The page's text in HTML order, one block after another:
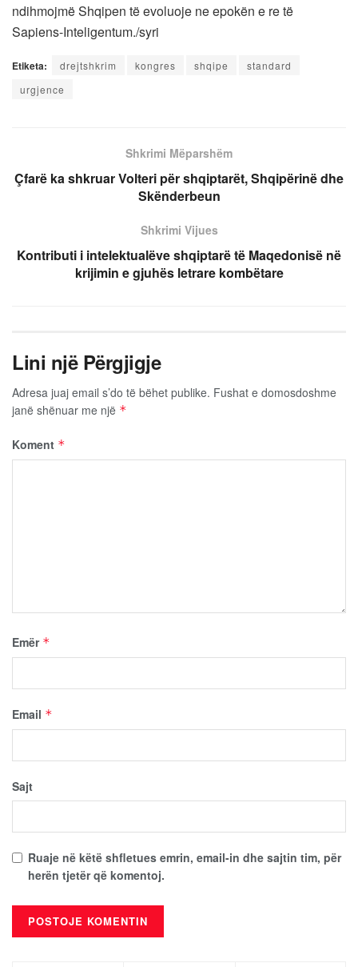
ndihmojmë Shqipen të evoluoje ne epokën e re të
Sapiens-Inteligentum./syri
Etiketa: drejtshkrim kongres shqipe
standard
urgjence
Shkrimi Mëparshëm
Çfarë ka shkruar Volteri për shqiptarët, Shqipërinë dhe
Skënderbeun
Shkrimi Vijues
Kontributi i intelektualëve shqiptarë të Maqedonisë në
krijimin e gjuhës letrare kombëtare
Lini një Përgjigje
Adresa juaj email s’do të bëhet publike. Fushat e domosdoshme
janë shënuar me një *
Koment *
Emër *
Email *
Sajt
Ruaje në këtë shfletues emrin, email-in dhe sajtin tim, për
herën tjetër që komentoj.